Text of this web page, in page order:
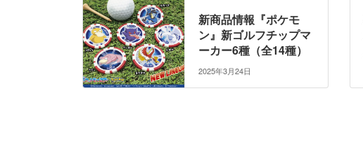
新商品情報『ポケモ
ン』新ゴルフチップマ
ーカー6種（全14種）
2025年3月24日